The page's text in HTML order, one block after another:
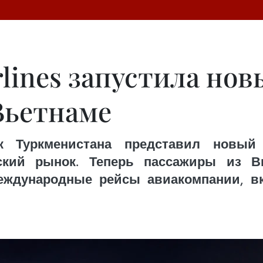
запустила
представил новый
рынок. Теперь пассажиры из
рейсы авиакомпании,